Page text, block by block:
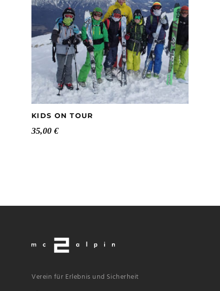
KIDS ON TOUR
35,00 €
Verein für Erlebnis und Sicherheit
Email
Subscribin
g I
accept the privacy